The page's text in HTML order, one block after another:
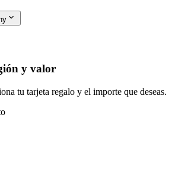
y valor
tu tarjeta regalo y el importe que deseas.